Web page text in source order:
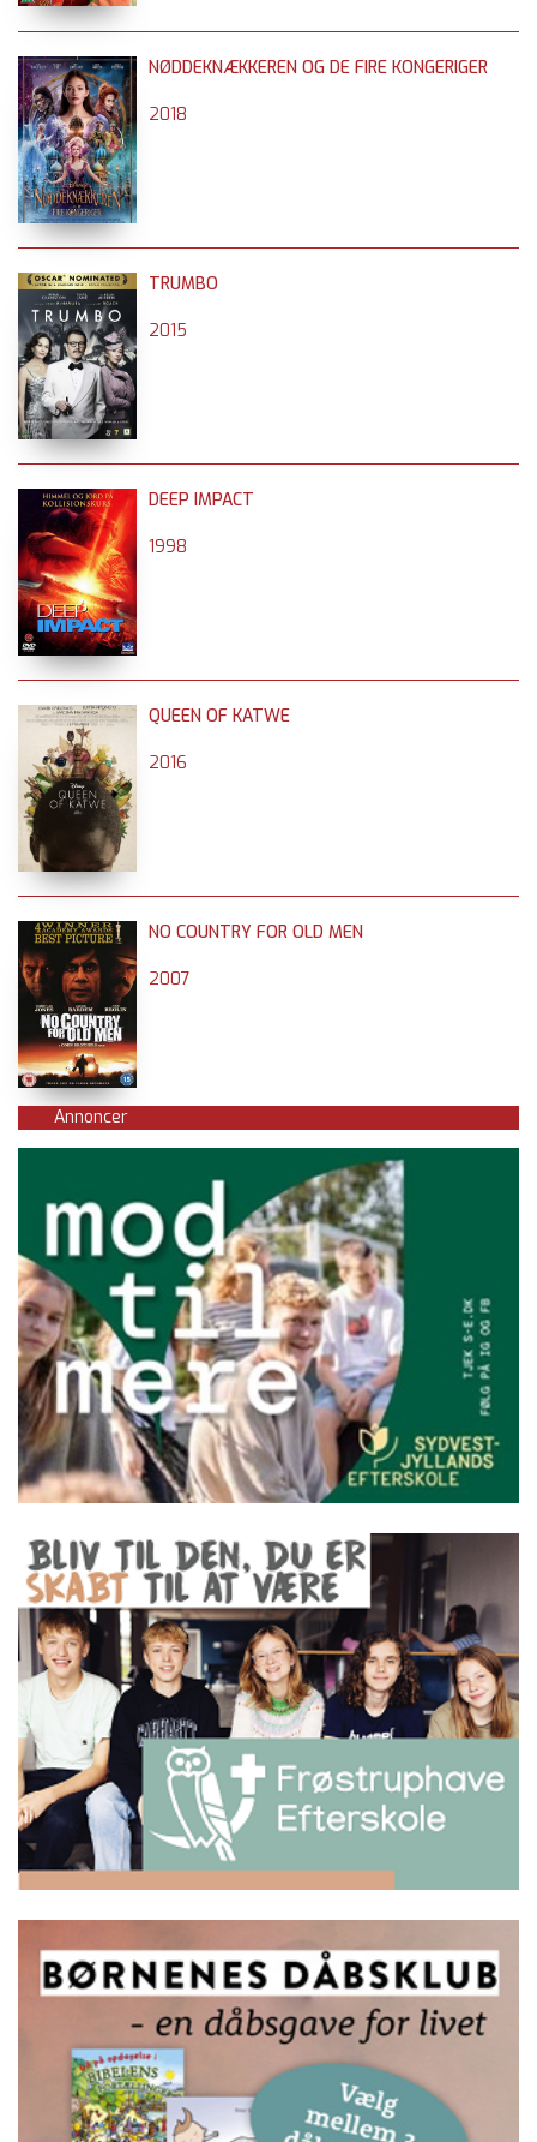
NØDDEKNÆKKEREN OG DE FIRE KONGERIGER
2018
TRUMBO
2015
DEEP IMPACT
1998
QUEEN OF KATWE
2016
NO COUNTRY FOR OLD MEN
2007
Annoncer